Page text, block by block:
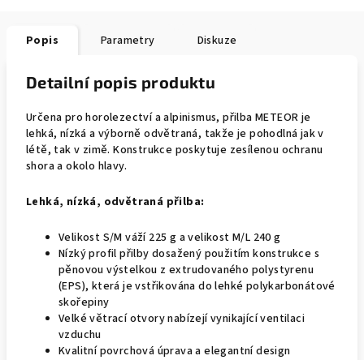
Popis Parametry Diskuze
Detailní popis produktu
Určena pro horolezectví a alpinismus, přilba METEOR je
lehká, nízká a výborně odvětraná, takže je pohodlná jak v
létě, tak v zimě. Konstrukce poskytuje zesílenou ochranu
shora a okolo hlavy.
Lehká, nízká, odvětraná přilba:
Velikost S/M váží 225 g a velikost M/L 240 g
Nízký profil přilby dosažený použitím konstrukce s
pěnovou výstelkou z extrudovaného polystyrenu
(EPS), která je vstřikována do lehké polykarbonátové
skořepiny
Velké větrací otvory nabízejí vynikající ventilaci
vzduchu
Kvalitní povrchová úprava a elegantní design